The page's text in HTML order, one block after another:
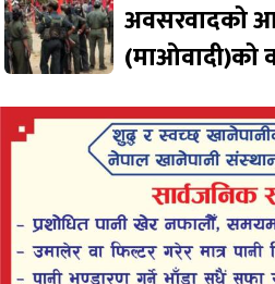
अवसरवादको
(माओवादी)को